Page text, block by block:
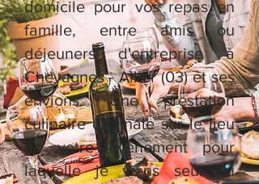
domicile pour vos repas en
famille, entre amis ou
déjeuners d'entreprise à
Chevagnes - Allier (03) et ses
envions. Une prestation
culinaire originale sur le lieu
de votre évènement pour
laquelle je viens seul ou